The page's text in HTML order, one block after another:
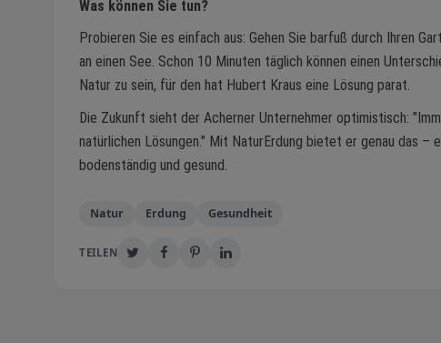
Was können Sie tun?
Probieren Sie es einfach aus: Gehen Sie barfuß durch Ihren
an einen See. Schon 10 Minuten täglich können einen
Natur zu sein, für den hat Hubert Kraus eine Lösung parat.
Die Zukunft sieht der Acherner Unternehmer optimistisch:
natürlichen Lösungen." Mit NaturErdung bietet er genau das –
bodenständig und gesund.
Natur Erdung Gesundheit
TEILEN